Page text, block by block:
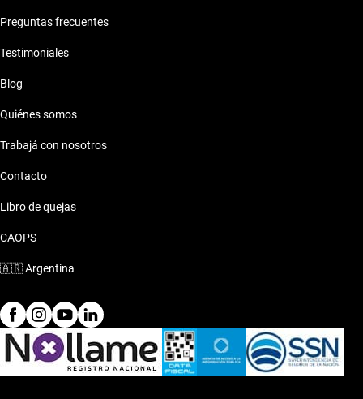
Preguntas frecuentes
Testimoniales
Blog
Quiénes somos
Trabajá con nosotros
Contacto
Libro de quejas
CAOPS
🇦🇷Argentina